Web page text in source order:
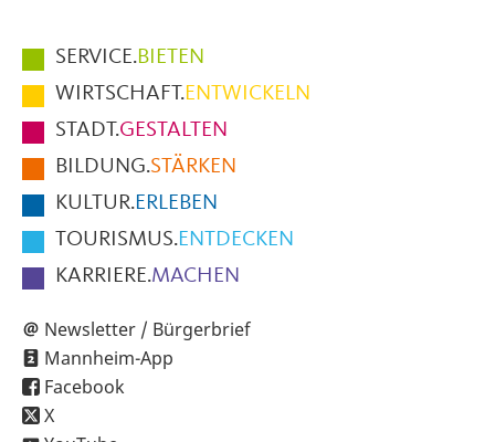
Hauptmenüpunkte
im
Fußbereich
der
Seite
SERVICE.BIETEN
WIRTSCHAFT.ENTWICKELN
STADT.GESTALTEN
BILDUNG.STÄRKEN
KULTUR.ERLEBEN
TOURISMUS.ENTDECKEN
KARRIERE.MACHEN
Newsletter / Bürgerbrief
Mannheim-App
Facebook
X